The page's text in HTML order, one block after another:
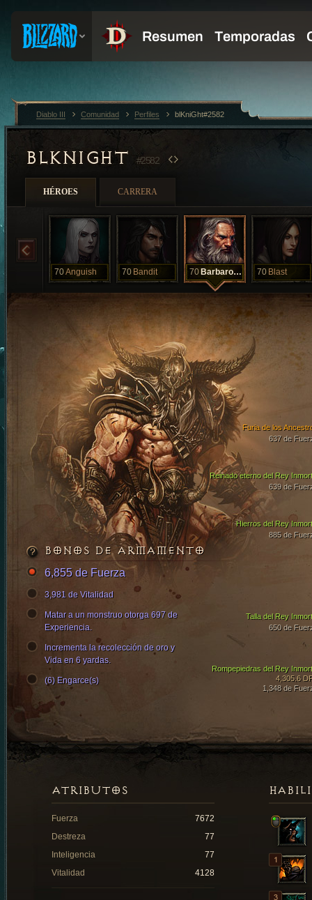
BLKNIGHT #2582
HÉROES CARRERA
70Anguish 70 Bandit 70 Barbarosa 70 Blast
Reinado eterno del Rey
639 de
Hierros del Rey
885 de
Furia de los
637 de
Talla del Rey
650 de
Rompepiedras del Rey
4,305.6
1,348 de
BONOS DE ARMAMENTO
6,855 de Fuerza
3,981 de Vitalidad
Matar a un monstruo otorga 697 de
Experiencia.
Incrementa la recolección de oro y
Vida en 6 yardas.
(6) Engarce(s)
ATRIBUTOS
Fuerza
7672
Destreza
77
Inteligencia
77
Vitalidad
4128
Diablo III Comunidad Perfiles blKniGht#2582